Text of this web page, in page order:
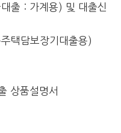
출 : 가계용) 및 대출신
택담보장기대출용)
상품설명서